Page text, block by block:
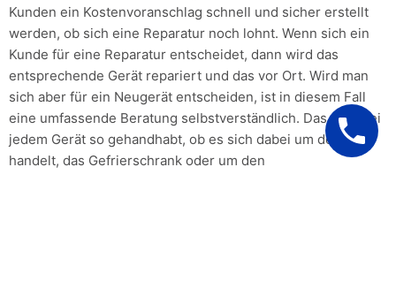
Kunden ein Kostenvoranschlag schnell und sicher erstellt
werden, ob sich eine Reparatur noch lohnt. Wenn sich ein
Kunde für eine Reparatur entscheidet, dann wird das
entsprechende Gerät repariert und das vor Ort. Wird man
sich aber für ein Neugerät entscheiden, ist in diesem Fall
eine umfassende Beratung selbstverständlich. Das wird bei
jedem Gerät so gehandhabt, ob es sich dabei um den Herd
handelt, das Gefrierschrank oder um den